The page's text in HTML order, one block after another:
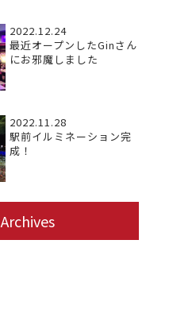
2022.12.24
最近オープンしたGinさん
にお邪魔しました
2022.11.28
駅前イルミネーション完
成！
Archives